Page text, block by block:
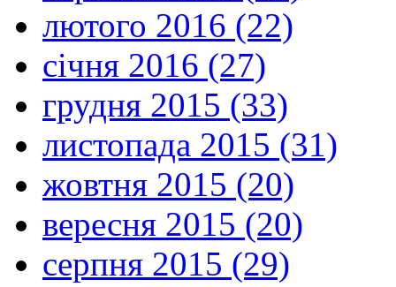
лютого 2016 (22)
січня 2016 (27)
грудня 2015 (33)
листопада 2015 (31)
жовтня 2015 (20)
вересня 2015 (20)
серпня 2015 (29)